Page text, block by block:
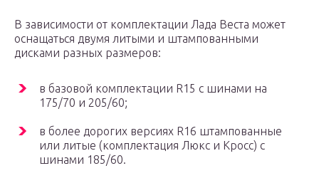
В зависимости от комплектации Лада Веста может
оснащаться двумя литыми и штампованными
дисками разных размеров:
в базовой комплектации R15 с шинами на
175/70 и 205/60;
в более дорогих версиях R16 штампованные
или литые (комплектация Люкс и Кросс) с
шинами 185/60.